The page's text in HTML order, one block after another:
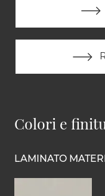
Colori e
LAMINATO